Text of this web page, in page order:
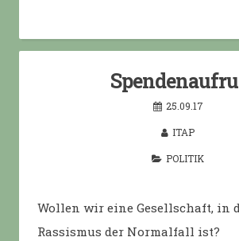
25.09.17
ITAP
POLITIK
Wollen wir eine Gesellschaft, in
Rassismus der Normalfall ist?